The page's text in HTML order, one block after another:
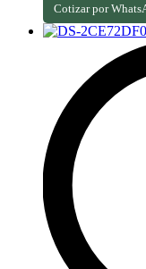
Cotizar por